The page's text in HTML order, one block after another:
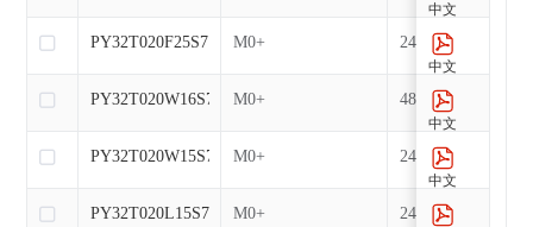
M0+ 24
M0+ 48
M0+ 24
M0+ 24
PY32T020F25S7
PY32T020W16S7
PY32T020W15S7
PY32T020L15S7
中文
中文
中文
中文